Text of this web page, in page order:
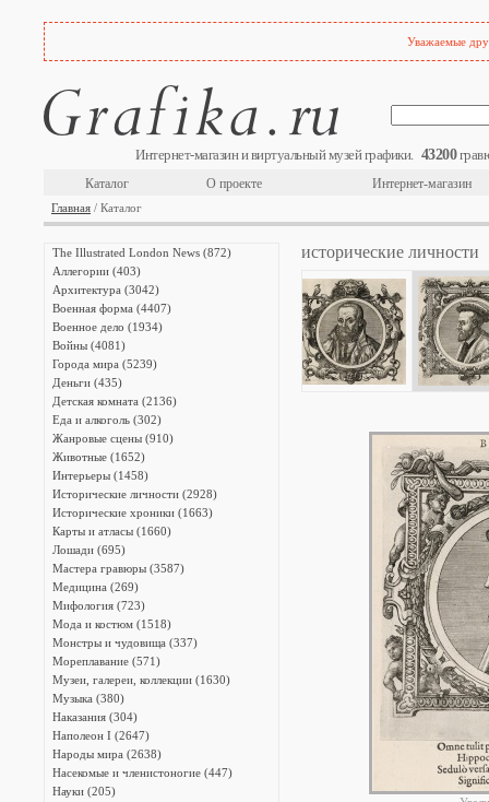
Уважаемые
Интернет-магазин и виртуальный музей графики. 43200
Каталог О проекте Интернет-магазин
Главная / Каталог
The Illustrated London News (872)
Аллегории (403)
Архитектура (3042)
Военная форма (4407)
Военное дело (1934)
Войны (4081)
Города мира (5239)
Деньги (435)
Детская комната (2136)
Еда и алкоголь (302)
Жанровые сцены (910)
Животные (1652)
Интерьеры (1458)
Исторические личности (2928)
Исторические хроники (1663)
Карты и атласы (1660)
Лошади (695)
Мастера гравюры (3587)
Медицина (269)
Мифология (723)
Мода и костюм (1518)
Монстры и чудовища (337)
Мореплавание (571)
Музеи, галереи, коллекции (1630)
Музыка (380)
Наказания (304)
Наполеон I (2647)
Народы мира (2638)
Насекомые и членистоногие (447)
Науки (205)
исторические личности